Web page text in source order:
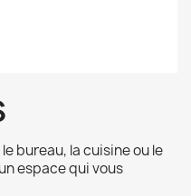
bureau, la cuisine ou le
espace qui vous